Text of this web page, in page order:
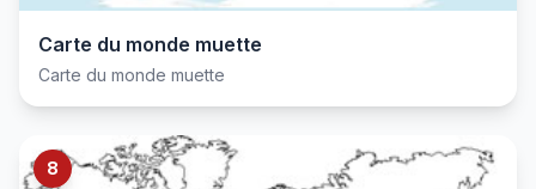
Carte du monde muette
Carte du monde muette
8